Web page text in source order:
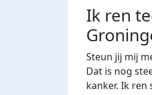
Ik ren
Steun jij mij
Dat is nog
kanker. Ik ren